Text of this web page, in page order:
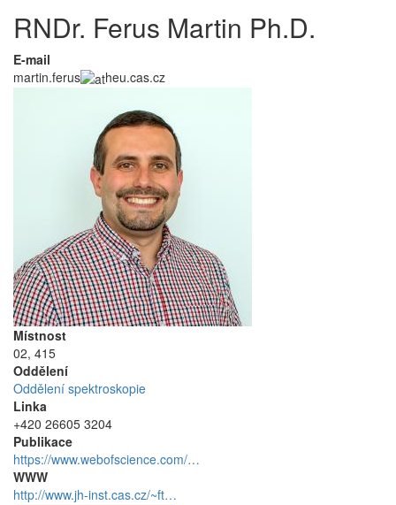
RNDr. Ferus Martin Ph.D.
E-mail
martin.ferus
heu.cas.cz
Místnost
02, 415
Oddělení
Oddělení spektroskopie
Linka
+420 26605 3204
Publikace
https://www.webofscience.com/…
WWW
http://www.jh-inst.cas.cz/~ft…